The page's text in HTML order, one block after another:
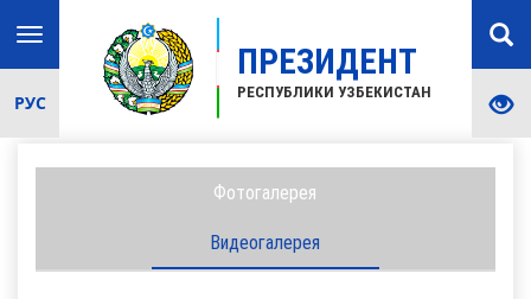
ПРЕЗИДЕНТ
РЕСПУБЛИКИ УЗБЕКИСТАН
Toggle
navigation
РУС
Фотогалерея
Видеогалерея